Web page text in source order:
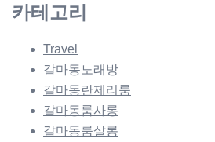
카테고리
Travel
갈마동노래방
갈마동란제리룸
갈마동룸사롱
갈마동룸살롱